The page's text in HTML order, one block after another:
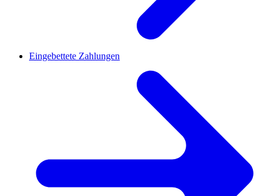
Eingebettete Zahlungen